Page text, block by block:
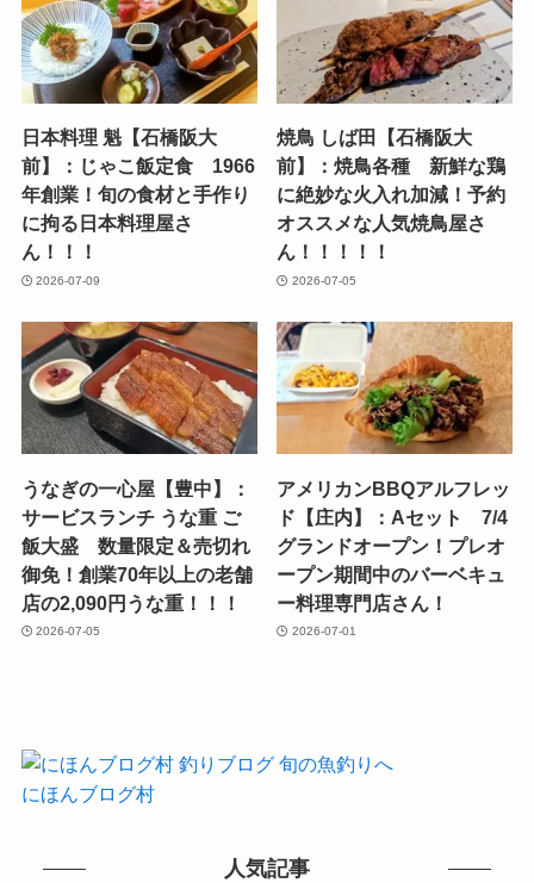
日本料理 魁【石橋阪大
前】：じゃこ飯定食 1966
年創業！旬の食材と手作り
に拘る日本料理屋さ
ん！！！
2026-07-09
焼鳥 しば田【石橋阪大
前】：焼鳥各種 新鮮な鶏
に絶妙な火入れ加減！予約
オススメな人気焼鳥屋さ
ん！！！！！
2026-07-05
うなぎの一心屋【豊中】：
サービスランチ うな重 ご
飯大盛 数量限定＆売切れ
御免！創業70年以上の老舗
店の2,090円うな重！！！
2026-07-05
アメリカンBBQアルフレッ
ド【庄内】：Aセット 7/4
グランドオープン！プレオ
ープン期間中のバーベキュ
ー料理専門店さん！
2026-07-01
にほんブログ村
人気記事